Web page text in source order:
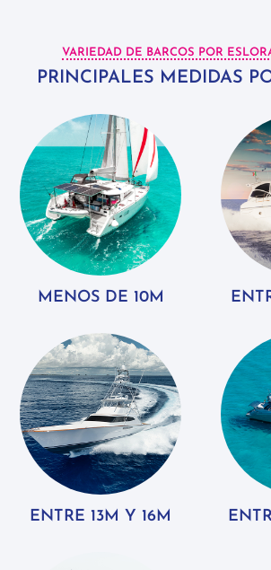
VARIEDAD DE BARCOS POR
PRINCIPALES MEDIDAS
MENOS DE 10M
ENTRE 13M Y 16M